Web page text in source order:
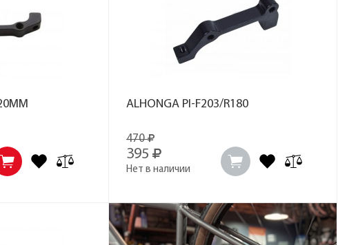
ALHONGA PI-F203/R180
470
395
Нет в наличии